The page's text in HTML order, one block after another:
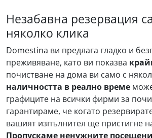
Незабавна резервация
няколко клика
Domestina ви предлага гладко и
преживяване, като ви показва
почистване на дома ви само с
наличността в реално време
графиците на всички фирми за
гарантираме, че когато
вашият изпълнител ще пристигне
Пропускаме ненужните